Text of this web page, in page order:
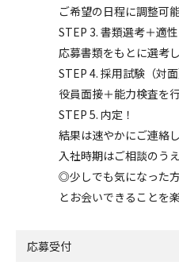
ご希望の日程に調整可能
STEP 3. 書類選考＋適
応募書類をもとに選考
STEP 4. 採用試験（対面
役員面接＋能力検査を行
STEP 5. 内定！
結果は速やかにご連絡し
入社時期はご相談のう
◎少しでも気になった
とお会いできることを
応募受付